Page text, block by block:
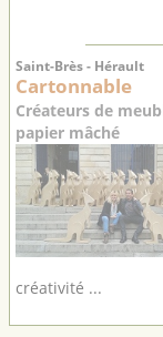
Saint-Brès - Hérault
Cartonnable
Créateurs de
papier mâché
créativité ...